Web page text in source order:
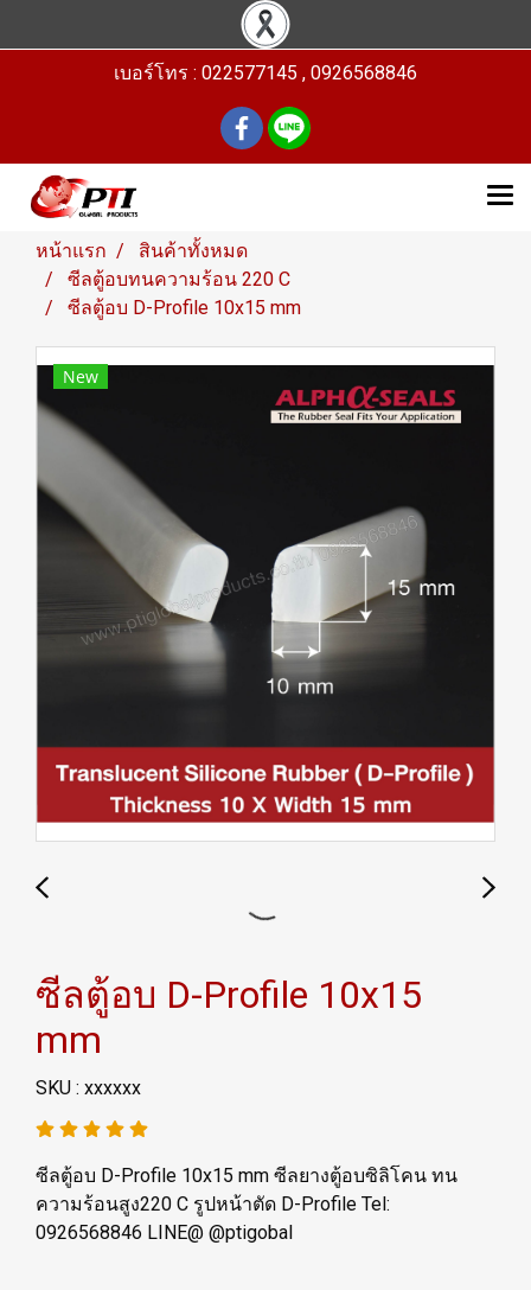
เบอร์โทร : 022577145 , 0926568846
หน้าแรก
สินค้าทั้งหมด
ซีลตู้อบทนความร้อน 220 C
ซีลตู้อบ D-Profile 10x15 mm
New
ซีลตู้อบ D-Profile 10x15
mm
SKU : xxxxxx
ซีลตู้อบ D-Profile 10x15 mm ซีลยางตู้อบซิลิโคน ทน
ความร้อนสูง220 C รูปหน้าตัด D-Profile Tel:
0926568846 LINE@ @ptigobal